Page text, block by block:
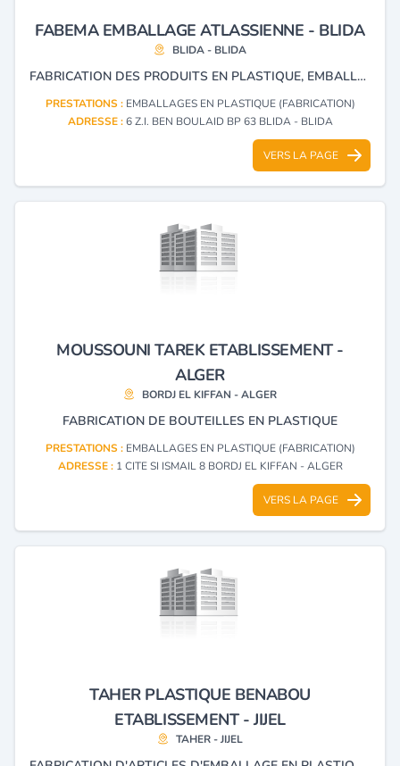
FABEMA EMBALLAGE ATLASSIENNE - BLIDA
BLIDA - BLIDA
FABRICATION DES PRODUITS EN PLASTIQUE, EMBALLAGE,SAC A BRETELLE,SAC A GAINE,SAC PP,ROULEAUX ET PLAQUES,HDPE ET PP.
PRESTATIONS : EMBALLAGES EN PLASTIQUE (FABRICATION)
ADRESSE :6 Z.I. BEN BOULAID BP 63 BLIDA - BLIDA
VERS LA PAGE
MOUSSOUNI TAREK ETABLISSEMENT -
ALGER
BORDJ EL KIFFAN - ALGER
FABRICATION DE BOUTEILLES EN PLASTIQUE
PRESTATIONS : EMBALLAGES EN PLASTIQUE (FABRICATION)
ADRESSE : 1 CITE SI ISMAIL 8 BORDJ EL KIFFAN - ALGER
VERS LA PAGE
TAHER PLASTIQUE BENABOU
ETABLISSEMENT - JIJEL
TAHER - JIJEL